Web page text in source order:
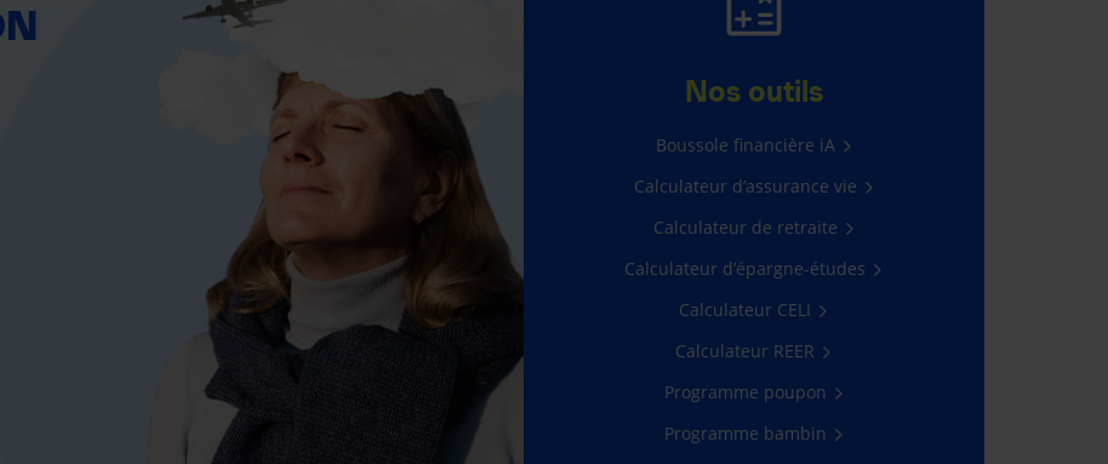
ASSURANCE AUTO
ET HABITATION
ConcoursRepartez avec 10 000 $
Participez
Nos outils
Boussole financière iA
Calculateur d’assurance vie
Calculateur de retraite
Calculateur d’épargne-études
Calculateur CELI
Calculateur REER
Programme poupon
Programme bambin